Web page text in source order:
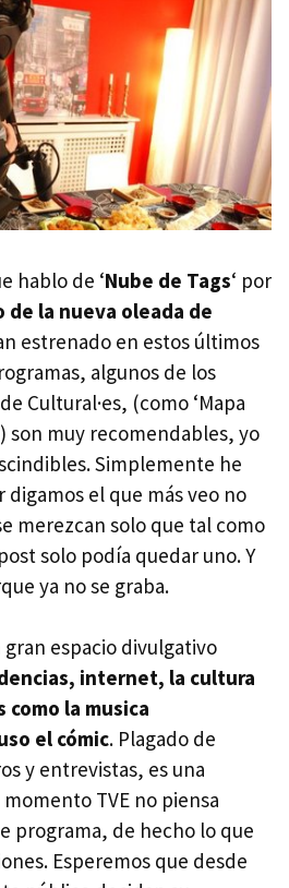
hablo de ‘Nube de Tags‘ por
de la nueva oleada de
estrenado en estos últimos
algunos de los
Cultural·es, (como ‘Mapa
son muy recomendables, yo
Simplemente he
digamos el que más veo no
merezcan solo que tal como
solo podía quedar uno. Y
ya no se graba.
gran espacio divulgativo
internet, la cultura
la musica
el cómic. Plagado de
y entrevistas, es una
momento TVE no piensa
programa, de hecho lo que
Esperemos que desde